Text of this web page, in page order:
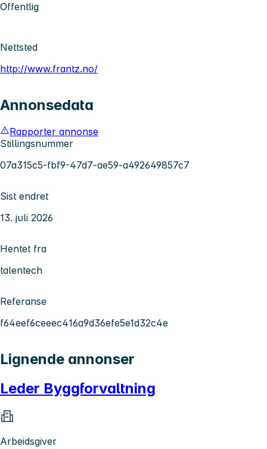
Offentlig
Nettsted
http://www.frantz.no/
Annonsedata
Rapporter annonse
Stillingsnummer
07a315c5-fbf9-47d7-ae59-a492649857c7
Sist endret
13. juli 2026
Hentet fra
talentech
Referanse
f64eef6ceeec416a9d36efe5e1d32c4e
Lignende annonser
Leder Byggforvaltning
Arbeidsgiver